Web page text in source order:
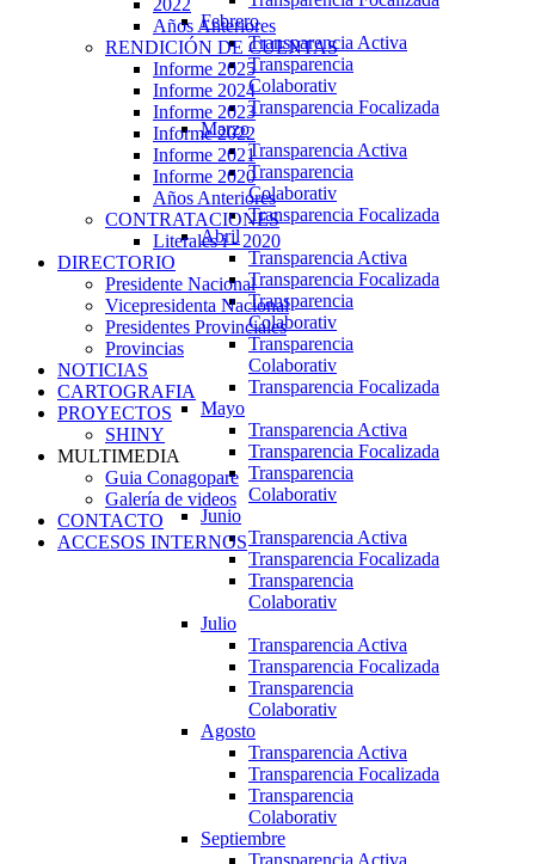
Febrero
Transparencia Activa
Transparencia
Colaborativ
Transparencia Focalizada
Marzo
Transparencia Activa
Transparencia
Colaborativ
Transparencia Focalizada
Abril
Transparencia Activa
Transparencia Focalizada
Transparencia
Colaborativ
Transparencia
Colaborativ
Transparencia Focalizada
Mayo
Transparencia Activa
Transparencia Focalizada
Transparencia
Colaborativ
Junio
Transparencia Activa
Transparencia Focalizada
Transparencia
Colaborativ
Julio
Transparencia Activa
Transparencia Focalizada
Transparencia
Colaborativ
Agosto
Transparencia Activa
Transparencia Focalizada
Transparencia
Colaborativ
Septiembre
Transparencia Activa
2022
Años Anteriores
RENDICIÓN DE CUENTAS
Informe 2025
Informe 2024
Informe 2023
Informe 2022
Informe 2021
Informe 2020
Años Anteriores
CONTRATACIONES
Literales i - 2020
DIRECTORIO
Presidente Nacional
Vicepresidenta Nacional
Presidentes Provinciales
Provincias
NOTICIAS
CARTOGRAFIA
PROYECTOS
SHINY
MULTIMEDIA
Guia Conagopare
Galería de videos
CONTACTO
ACCESOS INTERNOS